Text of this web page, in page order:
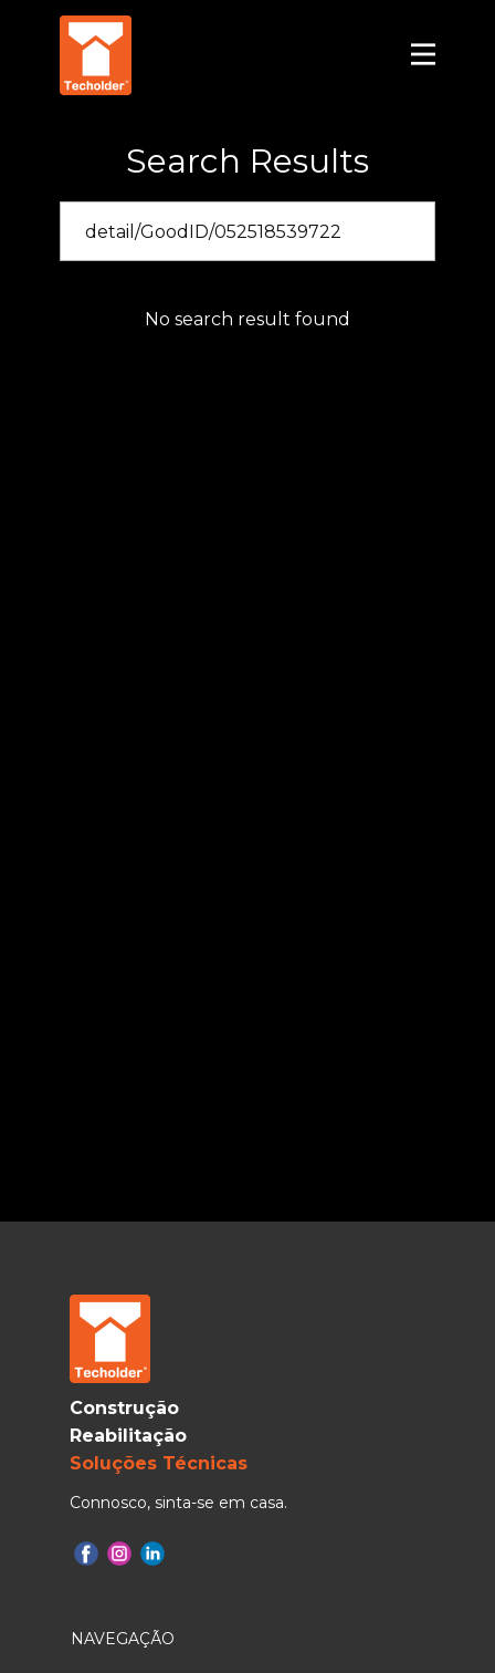
Search Results
No search result found
Construção
Reabilitação
Soluções Técnicas
Connosco, sinta-se em casa.
NAVEGAÇÃO